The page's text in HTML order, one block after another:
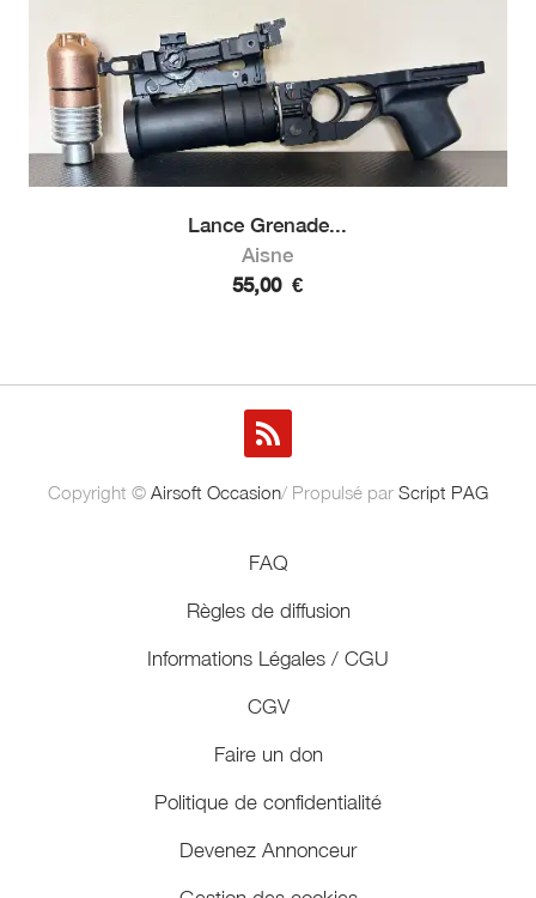
Lance Grenade...
Aisne
55,00 €
Copyright © Airsoft Occasion/ Propulsé par Script PAG
FAQ
Règles de diffusion
Informations Légales / CGU
CGV
Faire un don
Politique de confidentialité
Devenez Annonceur